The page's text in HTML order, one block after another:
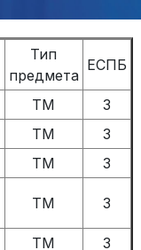
Тип
предмета
ЕСПБ
TM
3
TM
3
TM 3
TM 3
TM 3